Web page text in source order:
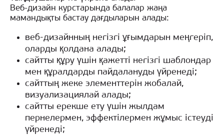
Веб-дизайн курстарында балалар жаңа
мамандықты бастау дағдыларын алады:
веб-дизайнның негізгі ұғымдарын меңгеріп,
оларды қолдана алады;
сайтты құру үшін қажетті негізгі шаблондар
мен құралдарды пайдалануды үйренеді;
сайттың жеке элементтерін жобалай,
визуализациялай алады;
сайтты ерекше ету үшін жылдам
пернелермен, эффектілермен жұмыс істеуді
үйренеді;